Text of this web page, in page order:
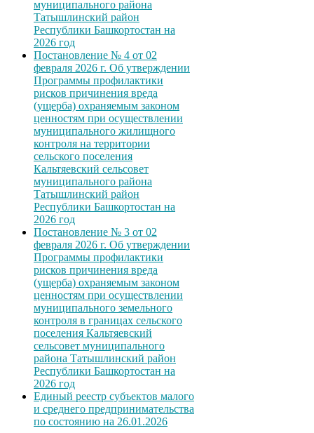
муниципального района
Татышлинский район
Республики Башкортостан на
2026 год
Постановление № 4 от 02
февраля 2026 г. Об утверждении
Программы профилактики
рисков причинения вреда
(ущерба) охраняемым законом
ценностям при осуществлении
муниципального жилищного
контроля на территории
сельского поселения
Кальтяевский сельсовет
муниципального района
Татышлинский район
Республики Башкортостан на
2026 год
Постановление № 3 от 02
февраля 2026 г. Об утверждении
Программы профилактики
рисков причинения вреда
(ущерба) охраняемым законом
ценностям при осуществлении
муниципального земельного
контроля в границах сельского
поселения Кальтяевский
сельсовет муниципального
района Татышлинский район
Республики Башкортостан на
2026 год
Единый реестр субъектов малого
и среднего предпринимательства
по состоянию на 26.01.2026